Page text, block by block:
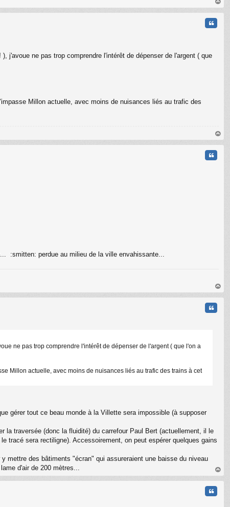
au
j'avoue ne pas trop comprendre l'intérêt de dépenser de l'argent ( que
Millon actuelle, avec moins de nuisances liés au trafic des
au
:smitten: perdue au milieu de la ville envahissante...
au
ne pas trop comprendre l'intérêt de dépenser de l'argent ( que l'on a
Millon actuelle, avec moins de nuisances liés au trafic des trains à cet
gérer tout ce beau monde à la Villette sera impossible (à supposer
la traversée (donc la fluidité) du carrefour Paul Bert (actuellement, il le
tracé sera rectiligne). Accessoirement, on peut espérer quelques gains
mettre des bâtiments "écran" qui assureraient une baisse du niveau
d'air de 200 mètres...
au